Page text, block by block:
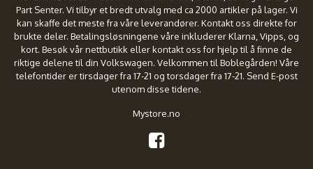
Part Senter. Vi tilbyr et bredt utvalg med ca 2000 artikler på lager. Vi
kan skaffe det meste fra våre leverandører. Kontakt oss direkte for
brukte deler. Betalingsløsningene våre inkluderer Klarna, Vipps, og
kort. Besøk vår nettbutikk eller kontakt oss for hjelp til å finne de
riktige delene til din Volkswagen. Velkommen til Boblegården! Våre
telefontider er tirsdager fra 17-21 og torsdager fra 17-21. Send E-post
utenom disse tidene.
Mystore.no